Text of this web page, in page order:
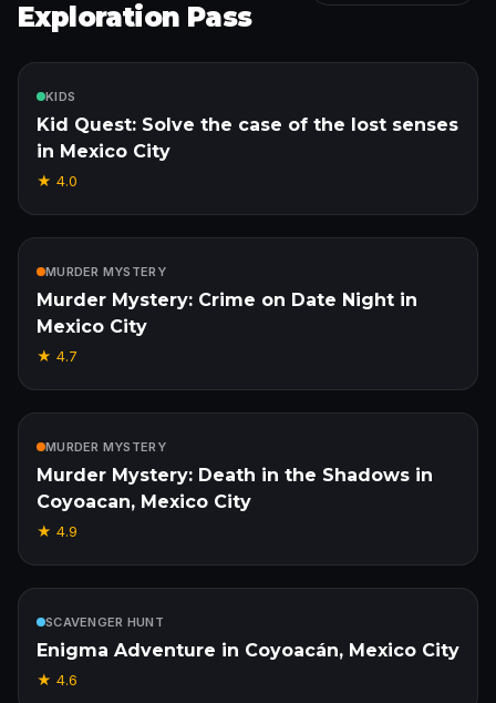
Exploration Pass
KIDS
Kid Quest: Solve the case of the lost senses
in Mexico City
★ 4.0
MURDER MYSTERY
Murder Mystery: Crime on Date Night in
Mexico City
★ 4.7
MURDER MYSTERY
Murder Mystery: Death in the Shadows in
Coyoacan, Mexico City
★ 4.9
SCAVENGER HUNT
Enigma Adventure in Coyoacán, Mexico City
★ 4.6